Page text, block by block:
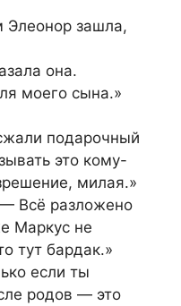
зашла,
она.
моего сына.»
подарочный
это кому-
милая.»
Всё разложено
Маркус не
тут бардак.»
если ты
родов — это